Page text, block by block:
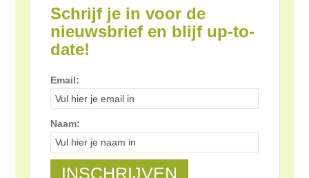
Schrijf je in voor de
nieuwsbrief en blijf up-to-
date!
Email:
Naam: